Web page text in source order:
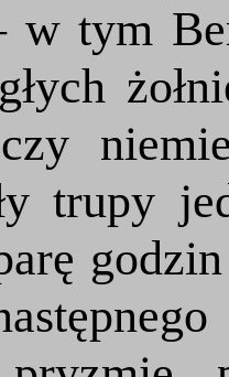
w tym
czy
trupy